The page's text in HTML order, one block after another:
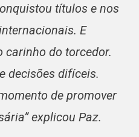
títulos e nos
E
carinho do torcedor.
decisões difíceis.
de promover
explicou Paz.